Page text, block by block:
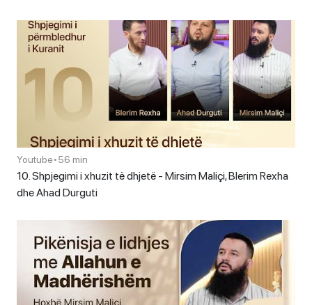
Youtube•56 min
10. Shpjegimi i xhuzit të dhjetë - Mirsim Maliçi, Blerim Rexha
dhe Ahad Durguti